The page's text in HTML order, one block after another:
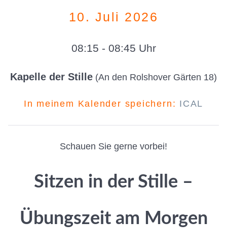
10. Juli 2026
08:15 - 08:45 Uhr
Kapelle der Stille (An den Rolshover Gärten 18)
In meinem Kalender speichern: ICAL
Schauen Sie gerne vorbei!
Sitzen in der Stille –
Übungszeit am Morgen